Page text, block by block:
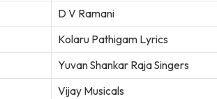
D V Ramani
Kolaru Pathigam Lyrics
Yuvan Shankar Raja Singers
Vijay Musicals